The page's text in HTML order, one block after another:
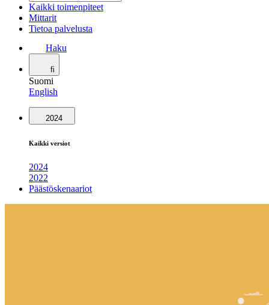
Kaikki toimenpiteet
Mittarit
Tietoa palvelusta
Haku
fi
Suomi
English
2024
Kaikki versiot
2024
2022
Päästöskenaariot